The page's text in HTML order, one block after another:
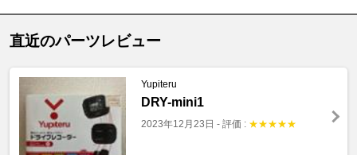
直近のパーツレビュー
Yupiteru
DRY-mini1
2023年12月23日 - 評価 : ★★★★★